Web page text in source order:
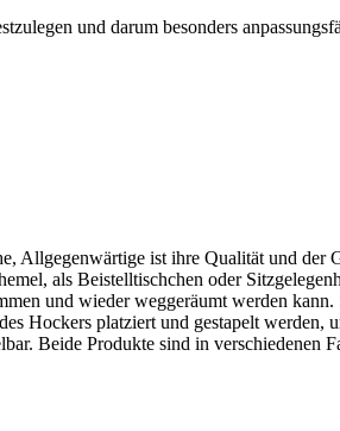
und darum besonders
Allgegenwärtige ist ihre Qualität und der
als Beistelltischchen oder
und wieder weggeräumt werden kann.
Hockers platziert und gestapelt werden,
Beide Produkte sind in verschiedenen